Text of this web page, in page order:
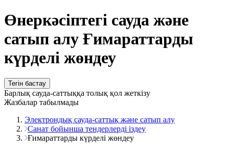
Өнеркәсіптегі сауда және
сатып алу Ғимараттарды
күрделі жөндеу
Тегін бастау
Барлық сауда-саттыққа толық қол жеткізу
Жазбалар табылмады
Электрондық сауда-саттық және сатып алу
Санат бойынша тендерлерді іздеу
Ғимараттарды күрделі жөндеу